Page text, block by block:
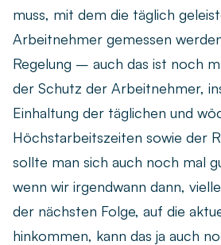
muss, mit dem die täglich
Arbeitnehmer gemessen
Regelung – auch das ist noch
der Schutz der Arbeitnehmer,
Einhaltung der täglichen und
Höchstarbeitszeiten sowie der
sollte man sich auch noch mal
wenn wir irgendwann dann,
der nächsten Folge, auf die
hinkommen, kann das ja auch